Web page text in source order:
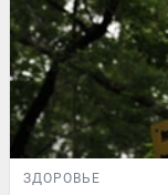
ЗДОРОВЬЕ